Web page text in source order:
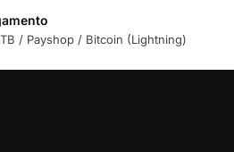
/ Payshop / Bitcoin (Lightning)